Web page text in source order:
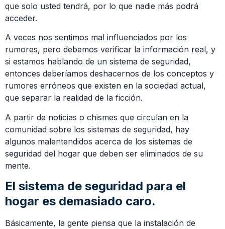
que solo usted tendrá, por lo que nadie más podrá
acceder.
A veces nos sentimos mal influenciados por los
rumores, pero debemos verificar la información real, y
si estamos hablando de un sistema de seguridad,
entonces deberíamos deshacernos de los conceptos y
rumores erróneos que existen en la sociedad actual,
que separar la realidad de la ficción.
A partir de noticias o chismes que circulan en la
comunidad sobre los sistemas de seguridad, hay
algunos malentendidos acerca de los sistemas de
seguridad del hogar que deben ser eliminados de su
mente.
El sistema de seguridad para el
hogar es demasiado caro.
Básicamente, la gente piensa que la instalación de